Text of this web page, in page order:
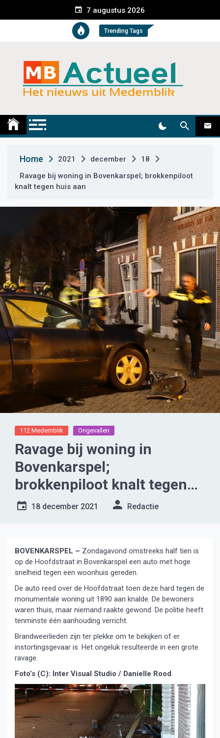
e
t
7 augustus 2026
Trending Tags
Medemblik Actueel
Home 2021 december
18
Ravage bij woning in Bovenkarspel; brokkenpiloot
knalt tegen huis aan
112 Medemblik Ongevallen
Ravage bij woning in
Bovenkarspel;
brokkenpiloot knalt tegen
huis aan
18 december 2021 Redactie
BOVENKARSPEL – Zondagavond omstreeks half tien is
op de Hoofdstraat in Bovenkarspel een auto met hoge
snelheid tegen een woonhuis gereden.
De auto reed over de Hoofdstraat toen deze hard tegen de
monumentale woning uit 1890 aan knalde. De bewoners
waren thuis, maar niemand raakte gewond. De politie heeft
tenminste één aanhouding verricht.
Brandweerlieden zijn ter plekke om te bekijken of er
instortingsgevaar is. Het ongeluk resulteerde in een grote
ravage.
Foto’s (C): Inter Visual Studio / Danielle Rood